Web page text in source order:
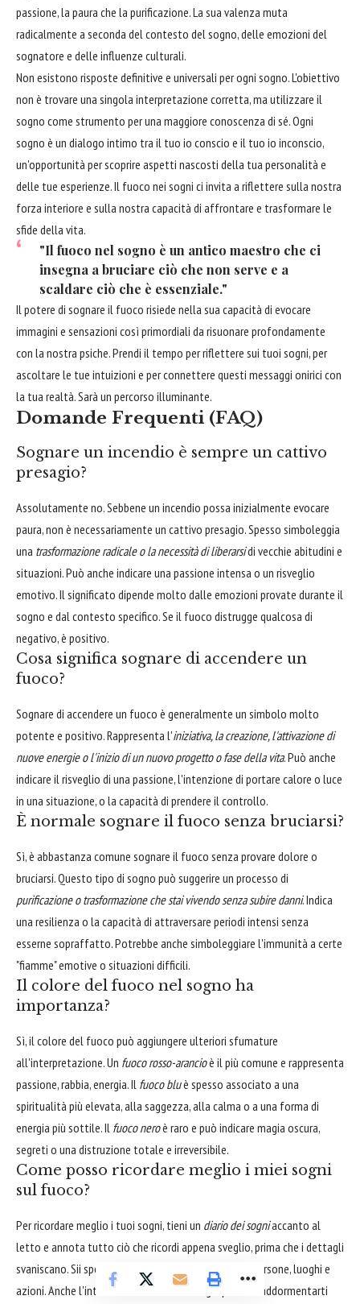
passione, la paura che la purificazione. La sua valenza muta
radicalmente a seconda del contesto del sogno, delle emozioni del
sognatore e delle influenze culturali.
Non esistono risposte definitive e universali per ogni sogno. L'obiettivo
non è trovare una singola interpretazione corretta, ma utilizzare il
sogno come strumento per una maggiore conoscenza di sé. Ogni
sogno è un dialogo intimo tra il tuo io conscio e il tuo io inconscio,
un'opportunità per scoprire aspetti nascosti della tua personalità e
delle tue esperienze. Il fuoco nei sogni ci invita a riflettere sulla nostra
forza interiore e sulla nostra capacità di affrontare e trasformare le
sfide della vita.
"Il fuoco nel sogno è un antico maestro che ci
insegna a bruciare ciò che non serve e a
scaldare ciò che è essenziale."
Il potere di sognare il fuoco risiede nella sua capacità di evocare
immagini e sensazioni così primordiali da risuonare profondamente
con la nostra psiche. Prendi il tempo per riflettere sui tuoi sogni, per
ascoltare le tue intuizioni e per connettere questi messaggi onirici con
la tua realtà. Sarà un percorso illuminante.
Domande Frequenti (FAQ)
Sognare un incendio è sempre un cattivo
presagio?
Assolutamente no. Sebbene un incendio possa inizialmente evocare
paura, non è necessariamente un cattivo presagio. Spesso simboleggia
una trasformazione radicale o la necessità di liberarsidi vecchie abitudini e
situazioni. Può anche indicare una passione intensa o un risveglio
emotivo. Il significato dipende molto dalle emozioni provate durante il
sogno e dal contesto specifico. Se il fuoco distrugge qualcosa di
negativo, è positivo.
Cosa significa sognare di accendere un
fuoco?
Sognare di accendere un fuoco è generalmente un simbolo molto
potente e positivo. Rappresenta l'iniziativa, la creazione, l'attivazione di
nuove energie o l'inizio di un nuovo progetto o fase della vita. Può anche
indicare il risveglio di una passione, l'intenzione di portare calore o luce
in una situazione, o la capacità di prendere il controllo.
È normale sognare il fuoco senza bruciarsi?
Sì, è abbastanza comune sognare il fuoco senza provare dolore o
bruciarsi. Questo tipo di sogno può suggerire un processo di
purificazione o trasformazione che stai vivendo senza subire danni. Indica
una resilienza o la capacità di attraversare periodi intensi senza
esserne sopraffatto. Potrebbe anche simboleggiare l'immunità a certe
"fiamme" emotive o situazioni difficili.
Il colore del fuoco nel sogno ha
importanza?
Sì, il colore del fuoco può aggiungere ulteriori sfumature
all'interpretazione. Un fuoco rosso-arancioè il più comune e rappresenta
passione, rabbia, energia. Il fuoco bluè spesso associato a una
spiritualità più elevata, alla saggezza, alla calma o a una forma di
energia più sottile. Il fuoco neroè raro e può indicare magia oscura,
segreti o una distruzione totale e irreversibile.
Come posso ricordare meglio i miei sogni
sul fuoco?
Per ricordare meglio i tuoi sogni, tieni un diario dei sogniaccanto al
letto e annota tutto ciò che ricordi appena sveglio, prima che i dettagli
svaniscano. Sii specifico riguardo a colori, emozioni, persone, luoghi e
azioni. Anche l'intenzione di ricordare i sogni prima di addormentarti